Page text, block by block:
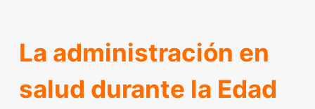
La administración en
salud durante la Edad